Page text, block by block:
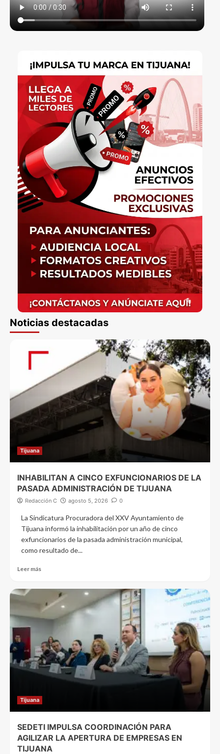
Noticias destacadas
Tijuana
INHABILITAN A CINCO EXFUNCIONARIOS DE LA
PASADA ADMINISTRACIÓN DE TIJUANA
Redacción C agosto 5, 2026 0
La Sindicatura Procuradora del XXV Ayuntamiento de
Tijuana informó la inhabilitación por un año de cinco
exfuncionarios de la pasada administración municipal,
como resultado de...
Leer más
Tijuana
SEDETI IMPULSA COORDINACIÓN PARA
AGILIZAR LA APERTURA DE EMPRESAS EN
TIJUANA